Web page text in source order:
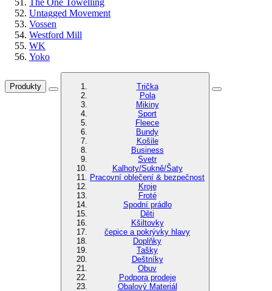
The One Towelling
Untagged Movement
Vossen
Westford Mill
WK
Yoko
Produkty
Trička
Pola
Mikiny
Sport
Fleece
Bundy
Košile
Business
Svetr
Kalhoty/Sukně/Šaty
Pracovní oblečení & bezpečnost
Kroje
Froté
Spodní prádlo
Děti
Kšiltovky
čepice a pokrývky hlavy
Doplňky
Tašky
Deštníky
Obuv
Podpora prodeje
Obalový Materiál